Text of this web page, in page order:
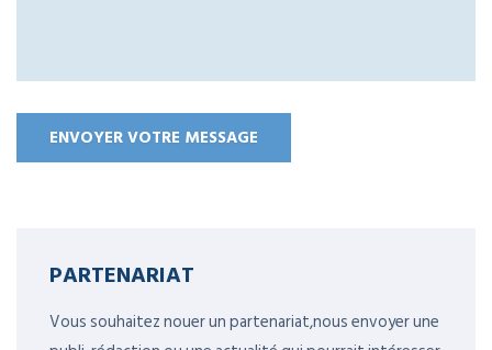
PARTENARIAT
Vous souhaitez nouer un partenariat,nous envoyer une